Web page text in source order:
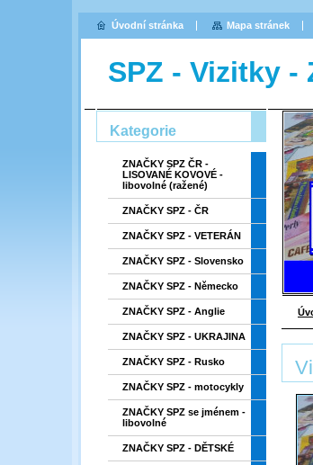
SPZ - Vizitky -
Kategorie
ZNAČKY SPZ ČR -
LISOVANÉ KOVOVÉ -
libovolné (ražené)
ZNAČKY SPZ - ČR
ZNAČKY SPZ - VETERÁN
ZNAČKY SPZ - Slovensko
ZNAČKY SPZ - Německo
ZNAČKY SPZ - Anglie
ZNAČKY SPZ - UKRAJINA
ZNAČKY SPZ - Rusko
ZNAČKY SPZ - motocykly
ZNAČKY SPZ se jménem -
libovolné
ZNAČKY SPZ - DĚTSKÉ
Úvodní stránka Mapa stránek